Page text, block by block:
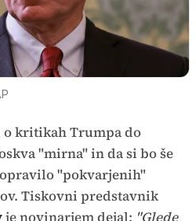
o kritikah Trumpa do
"mirna" in da si bo še
"pokvarjenih"
Tiskovni predstavnik
je novinarjem dejal: "Glede